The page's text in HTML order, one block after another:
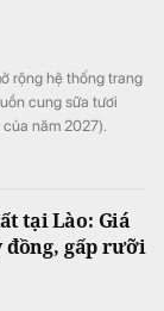
rộng hệ thống trang
cung sữa tươi
năm 2027).
tại Lào: Giá
đồng, gấp rưỡi